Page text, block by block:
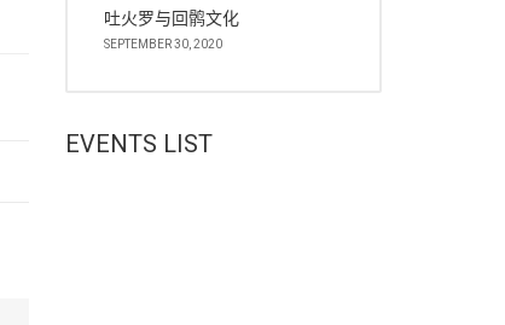
吐火罗与回鹘文化
SEPTEMBER 30, 2020
EVENTS LIST